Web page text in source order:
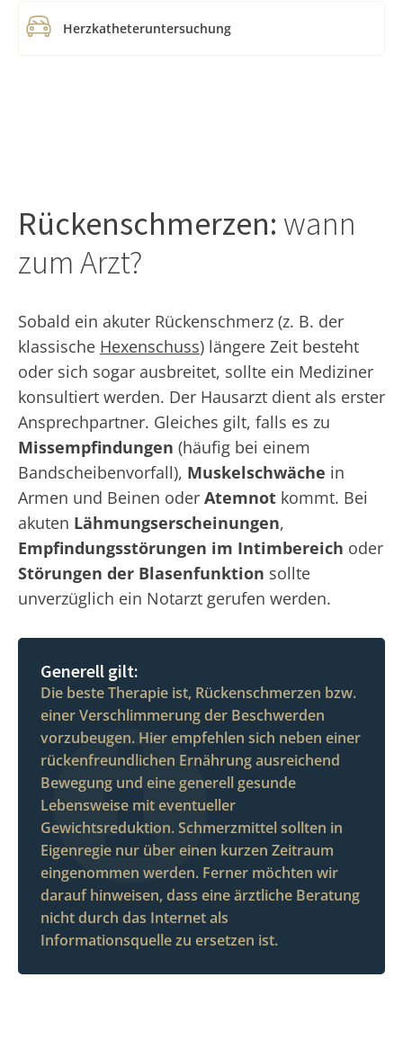
Herzkatheteruntersuchung
Rückenschmerzen: wann
zum Arzt?
Sobald ein akuter Rückenschmerz (z. B. der
klassische Hexenschuss) längere Zeit besteht
oder sich sogar ausbreitet, sollte ein Mediziner
konsultiert werden. Der Hausarzt dient als erster
Ansprechpartner. Gleiches gilt, falls es zu
Missempfindungen (häufig bei einem
Bandscheibenvorfall), Muskelschwäche in
Armen und Beinen oder Atemnot kommt. Bei
akuten Lähmungserscheinungen,
Empfindungsstörungen im Intimbereich oder
Störungen der Blasenfunktion sollte
unverzüglich ein Notarzt gerufen werden.
Generell gilt:
Die beste Therapie ist, Rückenschmerzen bzw.
einer Verschlimmerung der Beschwerden
vorzubeugen. Hier empfehlen sich neben einer
rückenfreundlichen Ernährung ausreichend
Bewegung und eine generell gesunde
Lebensweise mit eventueller
Gewichtsreduktion. Schmerzmittel sollten in
Eigenregie nur über einen kurzen Zeitraum
eingenommen werden. Ferner möchten wir
darauf hinweisen, dass eine ärztliche Beratung
nicht durch das Internet als
Informationsquelle zu ersetzen ist.